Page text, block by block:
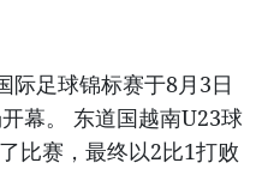
际足球锦标赛于8月3日
幕。 东道国越南U23球
比赛，最终以2比1打败